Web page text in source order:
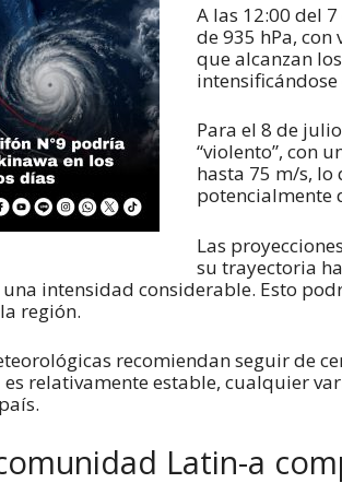
A las 12:00 del
de 935 hPa,
que alcanzan
Para el 8 de
“violento”, con
hasta 75 m/s, lo
potencialmente
Las
su trayectoria
intensidad considerable. Esto
región.
recomiendan seguir de
relativamente estable, cualquier
Latin-a